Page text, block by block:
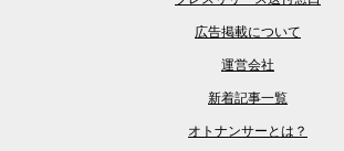
広告掲載について
運営会社
新着記事一覧
オトナンサーとは？